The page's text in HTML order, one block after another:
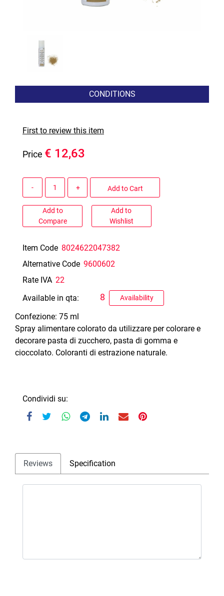
CONDITIONS
First to review this item
Price € 12,63
Add to Cart
Add to
Compare
Add to
Wishlist
Item Code 8024622047382
Alternative Code 9600602
Rate IVA 22
Available in qta:
Availability
8
Confezione: 75 ml
Spray alimentare colorato da utilizzare per colorare e
decorare pasta di zucchero, pasta di gomma e
cioccolato. Coloranti di estrazione naturale.
Condividi su:
Reviews Specification